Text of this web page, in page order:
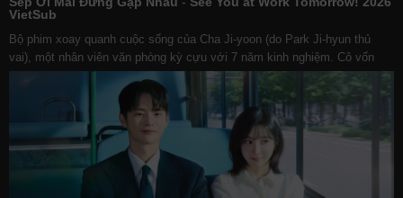
VietSub
Bộ phim xoay quanh cuộc sống của Cha Ji-yoon (do Park Ji-hyun thủ
vai), một nhân viên văn phòng kỳ cựu với 7 năm kinh nghiệm. Cô vốn